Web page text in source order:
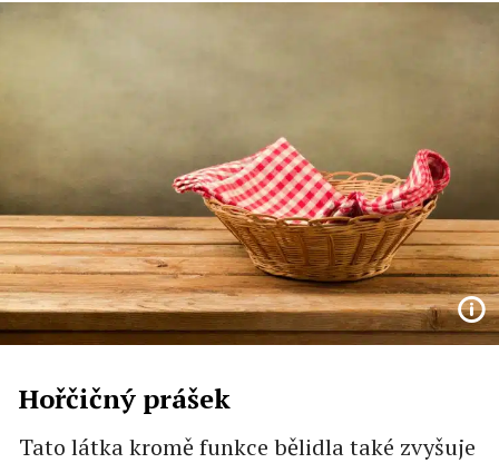
Hořčičný prášek
Tato látka kromě funkce bělidla také zvyšuje